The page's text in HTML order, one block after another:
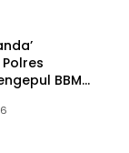
BBM